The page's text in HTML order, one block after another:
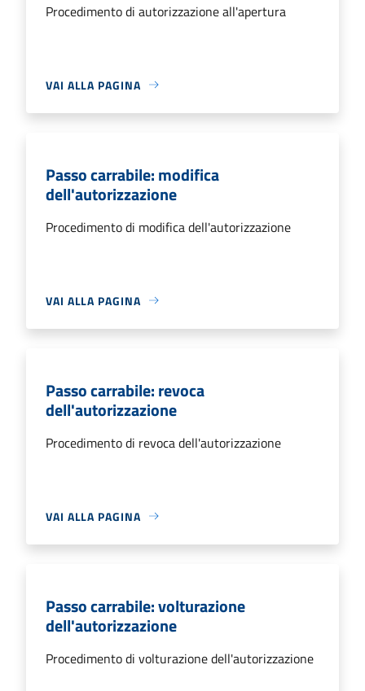
Procedimento di autorizzazione all'apertura
VAI ALLA PAGINA
Passo carrabile: modifica
dell'autorizzazione
Procedimento di modifica dell'autorizzazione
VAI ALLA PAGINA
Passo carrabile: revoca
dell'autorizzazione
Procedimento di revoca dell'autorizzazione
VAI ALLA PAGINA
Passo carrabile: volturazione
dell'autorizzazione
Procedimento di volturazione dell'autorizzazione